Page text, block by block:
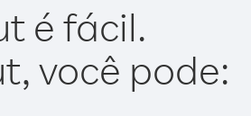
é fácil.
você pode: